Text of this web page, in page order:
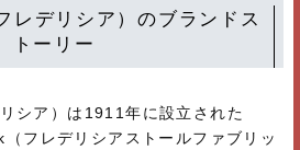
レデリシア）のブランドス
トーリー
シア）は1911年に設立された
フレデリシアストールファブリッ